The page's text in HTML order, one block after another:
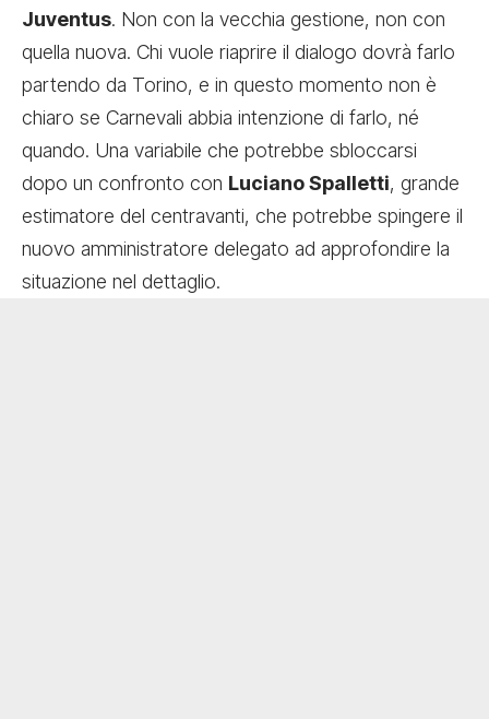
Juventus. Non con la vecchia gestione, non con
quella nuova. Chi vuole riaprire il dialogo dovrà farlo
partendo da Torino, e in questo momento non è
chiaro se Carnevali abbia intenzione di farlo, né
quando. Una variabile che potrebbe sbloccarsi
dopo un confronto con Luciano Spalletti, grande
estimatore del centravanti, che potrebbe spingere il
nuovo amministratore delegato ad approfondire la
situazione nel dettaglio.